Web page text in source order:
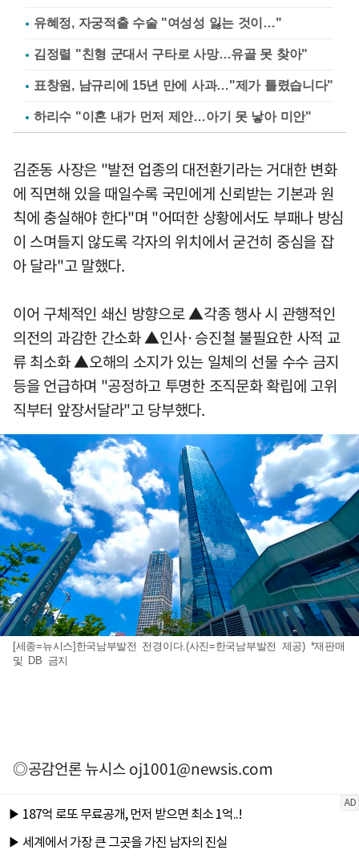
유혜정, 자궁적출 수술 "여성성 잃는 것이…"
김정렬 "친형 군대서 구타로 사망…유골 못 찾아"
표창원, 남규리에 15년 만에 사과…"제가 틀렸습니다"
하리수 "이혼 내가 먼저 제안…아기 못 낳아 미안"
김준동 사장은 "발전 업종의 대전환기라는 거대한 변화
에 직면해 있을 때일수록 국민에게 신뢰받는 기본과 원
칙에 충실해야 한다"며 "어떠한 상황에서도 부패나 방심
이 스며들지 않도록 각자의 위치에서 굳건히 중심을 잡
아 달라"고 말했다.
이어 구체적인 쇄신 방향으로 ▲각종 행사 시 관행적인
의전의 과감한 간소화 ▲인사·승진철 불필요한 사적 교
류 최소화 ▲오해의 소지가 있는 일체의 선물 수수 금지
등을 언급하며 "공정하고 투명한 조직문화 확립에 고위
직부터 앞장서달라"고 당부했다.
[세종=뉴시스]한국남부발전 전경이다.(사진=한국남부발전 제공) *재판매
및 DB 금지
◎공감언론 뉴시스oj1001@newsis.com